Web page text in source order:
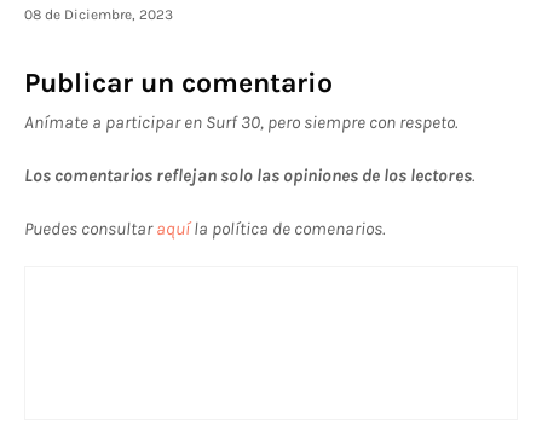
08 de Diciembre, 2023
Publicar un comentario
Anímate a participar en Surf 30, pero siempre con respeto.
Los comentarios reflejan solo las opiniones de los lectores.
Puedes consultaraquíla política de comenarios.